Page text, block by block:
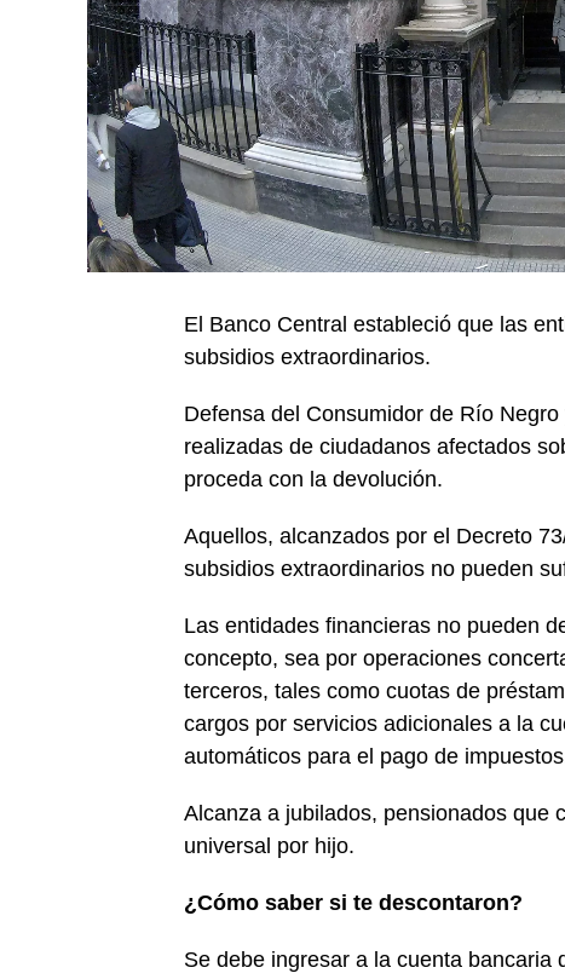
El Banco Central estableció que las
subsidios extraordinarios.
Defensa del Consumidor de Río
realizadas de ciudadanos afectados
proceda con la devolución.
Aquellos, alcanzados por el Decreto
subsidios extraordinarios no pueden
Las entidades financieras no pueden
concepto, sea por operaciones
terceros, tales como cuotas de
cargos por servicios adicionales a la
automáticos para el pago de
Alcanza a jubilados, pensionados que
universal por hijo.
¿Cómo saber si te descontaron?
Se debe ingresar a la cuenta bancaria